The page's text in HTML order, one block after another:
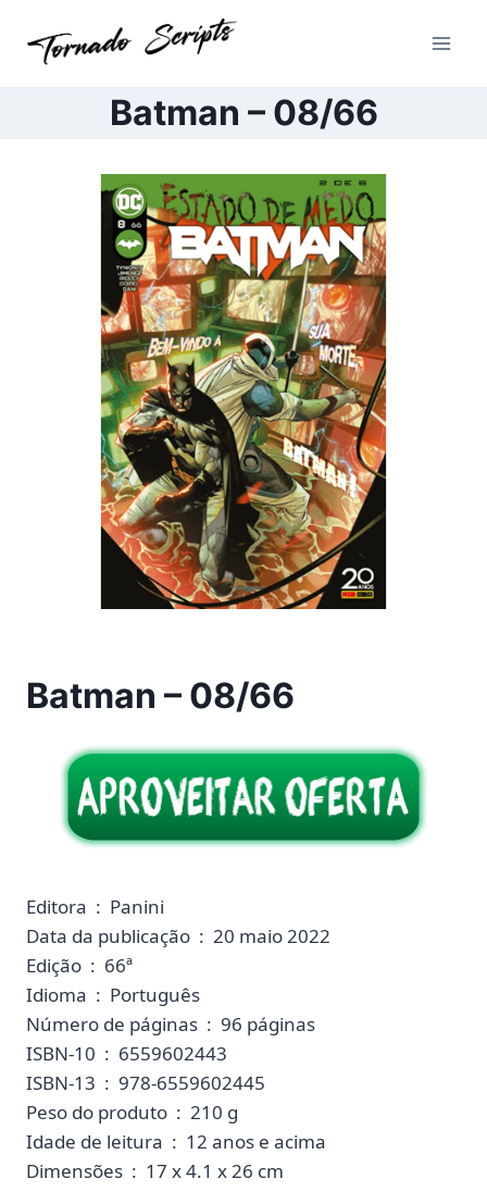
para
Batman – 08/66
Batman – 08/66
Editora ‏ : ‎ Panini
Data da publicação ‏ : ‎ 20 maio 2022
Edição ‏ : ‎ 66ª
Idioma ‏ : ‎ Português
Número de páginas ‏ : ‎ 96 páginas
ISBN-10 ‏ : ‎ 6559602443
ISBN-13 ‏ : ‎ 978-6559602445
Peso do produto ‏ : ‎ 210 g
Idade de leitura ‏ : ‎ 12 anos e acima
Dimensões ‏ : ‎ 17 x 4.1 x 26 cm